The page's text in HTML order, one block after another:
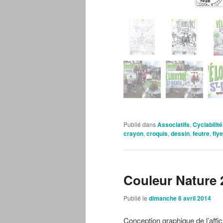
Publié dansAssociatifs, Cyclabilité
crayon, croquis, dessin, feutre,
Couleur Nature
Publié le dimanche 6 avril 2014
Conception graphique de